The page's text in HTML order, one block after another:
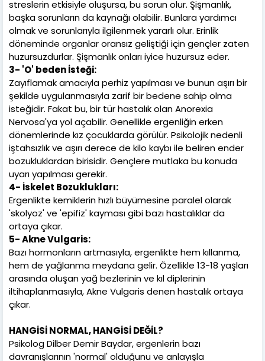
streslerin etkisiyle oluşursa, bu sorun olur. Şişmanlık,
başka sorunların da kaynağı olabilir. Bunlara yardımcı
olmak ve sorunlarıyla ilgilenmek yararlı olur. Erinlik
döneminde organlar oransız geliştiği için gençler zaten
huzursuzdurlar. Şişmanlık onları iyice huzursuz eder.
3- 'O' beden İsteği:
Zayıflamak amacıyla perhiz yapılması ve bunun aşırı bir
şekilde uygulanmasıyla zarif bir bedene sahip olma
isteğidir. Fakat bu, bir tür hastalık olan Anorexia
Nervosa'ya yol açabilir. Genellikle ergenliğin erken
dönemlerinde kız çocuklarda görülür. Psikolojik nedenli
iştahsızlık ve aşırı derece de kilo kaybı ile beliren ender
bozukluklardan birisidir. Gençlere mutlaka bu konuda
uyarı yapılması gerekir.
4- İskelet Bozuklukları:
Ergenlikte kemiklerin hızlı büyümesine paralel olarak
'skolyoz' ve 'epifiz' kayması gibi bazı hastalıklar da
ortaya çıkar.
5- Akne Vulgaris:
Bazı hormonların artmasıyla, ergenlikte hem kıllanma,
hem de yağlanma meydana gelir. Özellikle 13-18 yaşları
arasında oluşan yağ bezlerinin ve kıl diplerinin
iltihaplanmasıyla, Akne Vulgaris denen hastalık ortaya
çıkar.
HANGİSİ NORMAL, HANGİSİ DEĞİL?
Psikolog Dilber Demir Baydar, ergenlerin bazı
davranışlarının 'normal' olduğunu ve anlayışla